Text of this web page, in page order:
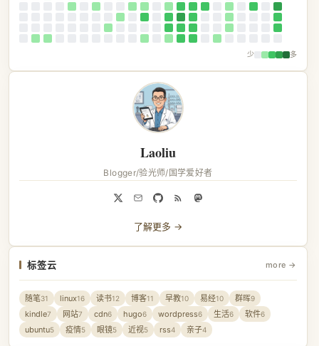
少 多
Laoliu
Blogger/验光师/国学爱好者
了解更多 →
标签云 more →
随笔31 linux16 读书12 博客11 早教10 易经10 群晖9
kindle7 网站7 cdn6 hugo6 wordpress6 生活6 软件6
ubuntu5 疫情5 眼镜5 近视5 rss4 亲子4